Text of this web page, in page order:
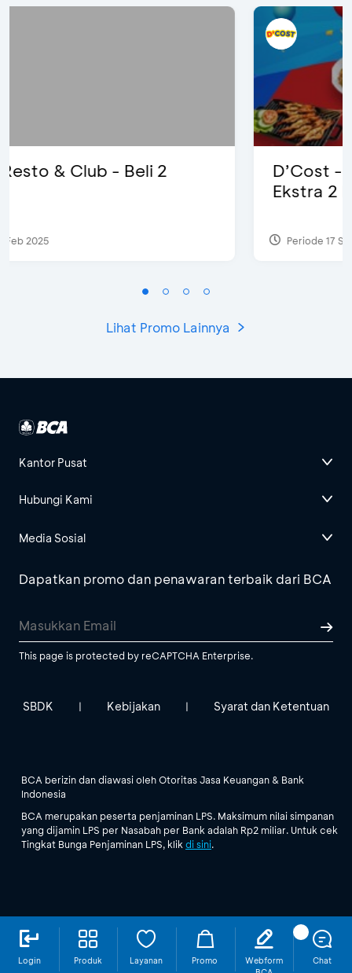
Login Produk Layanan Promo
Webform
Chat
D’Cost - Diskon 50% Makanan &
Lihat Promo Lainnya
Kantor Pusat
Hubungi Kami
Media Sosial
Dapatkan promo dan penawaran terbaik dari BCA
This page is protected by reCAPTCHA Enterprise.
SBDK | Kebijakan | Syarat dan Ketentuan
BCA berizin dan diawasi oleh Otoritas Jasa Keuangan & Bank
Indonesia
BCA merupakan peserta penjaminan LPS. Maksimum nilai simpanan
yang dijamin LPS per Nasabah per Bank adalah Rp2 miliar. Untuk cek
Tingkat Bunga Penjaminan LPS, klik di sini.